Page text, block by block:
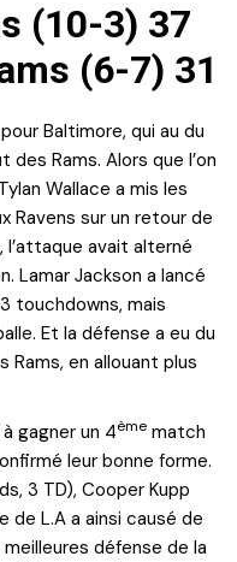
(10-3) 37
(6-7) 31
Baltimore, qui au du
des Rams. Alors que l’on
Wallace a mis les
Ravens sur un retour de
avait alterné
Lamar Jackson a lancé
touchdowns, mais
Et la défense a eu du
Rams, en allouant plus
gagner un 4ème match
leur bonne forme.
3 TD), Cooper Kupp
de L.A a ainsi causé de
défense de la